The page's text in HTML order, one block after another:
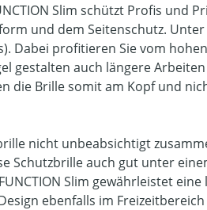
Slim schützt Profis und
und dem Seitenschutz.
Dabei profitieren Sie vom
gestalten auch längere
die Brille somit am Kopf und
nicht unbeabsichtigt
Schutzbrille auch gut unter
Slim gewährleistet
ebenfalls im